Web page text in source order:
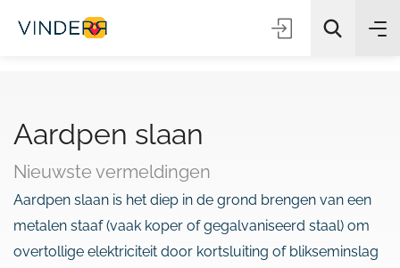
Zoeken
Aardpen slaan
Nieuwste vermeldingen
Aardpen slaan is het diep in de grond brengen van een
metalen staaf (vaak koper of gegalvaniseerd staal) om
overtollige elektriciteit door kortsluiting of blikseminslag